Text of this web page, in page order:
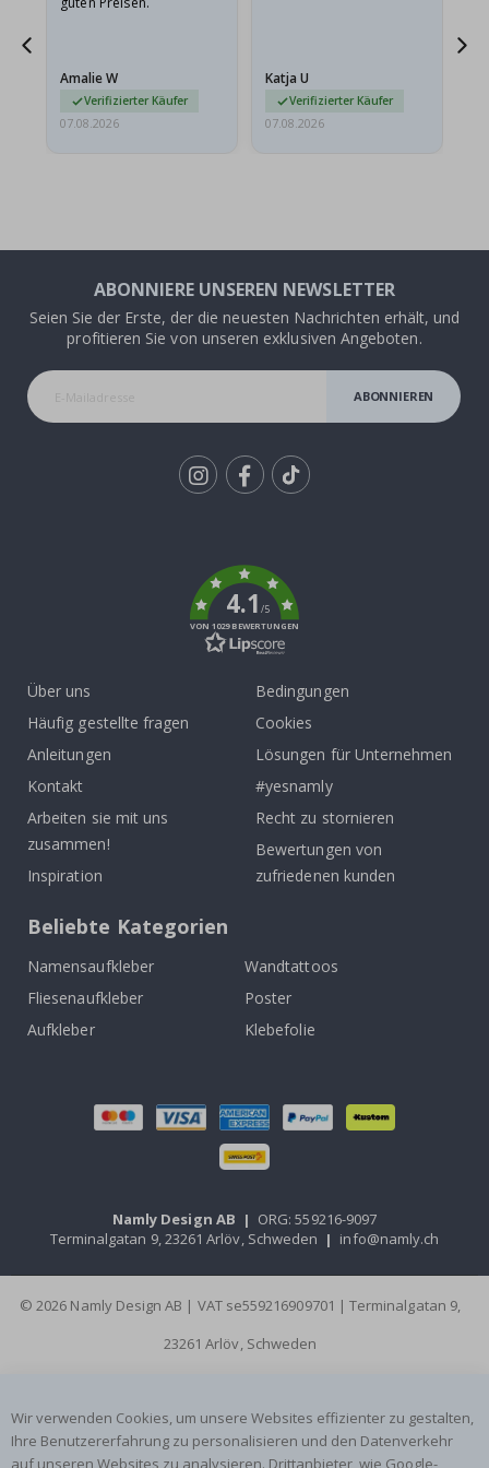
Amalie W
Verifizierter Käufer
07.08.2026
Katja U
Verifizierter Käufer
07.08.2026
ABONNIERE UNSEREN NEWSLETTER
Seien Sie der Erste, der die neuesten Nachrichten erhält, und
profitieren Sie von unseren exklusiven Angeboten.
ABONNIEREN
4.1/5
VON 1029 BEWERTUNGEN
Über uns
Häufig gestellte fragen
Anleitungen
Kontakt
Arbeiten sie mit uns
zusammen!
Inspiration
Bedingungen
Cookies
Lösungen für Unternehmen
#yesnamly
Recht zu stornieren
Bewertungen von
zufriedenen kunden
Beliebte Kategorien
Namensaufkleber
Wandtattoos
Fliesenaufkleber
Poster
Aufkleber
Klebefolie
Namly Design AB | ORG: 559216-9097
Terminalgatan 9, 23261 Arlöv, Schweden | info@namly.ch
© 2026 Namly Design AB | VAT se559216909701 | Terminalgatan 9,
23261 Arlöv, Schweden
Wir verwenden Cookies, um unsere Websites effizienter zu gestalten,
Ihre Benutzererfahrung zu personalisieren und den Datenverkehr
auf unseren Websites zu analysieren. Drittanbieter, wie Google-